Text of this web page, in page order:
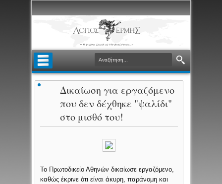
Δικαίωση για εργαζόμενο
που δεν δέχθηκε "ψαλίδι"
στο μισθό του!
Το Πρωτοδικείο Αθηνών δικαίωσε εργαζόμενο,
καθώς έκρινε ότι είναι άκυρη, παράνομη και